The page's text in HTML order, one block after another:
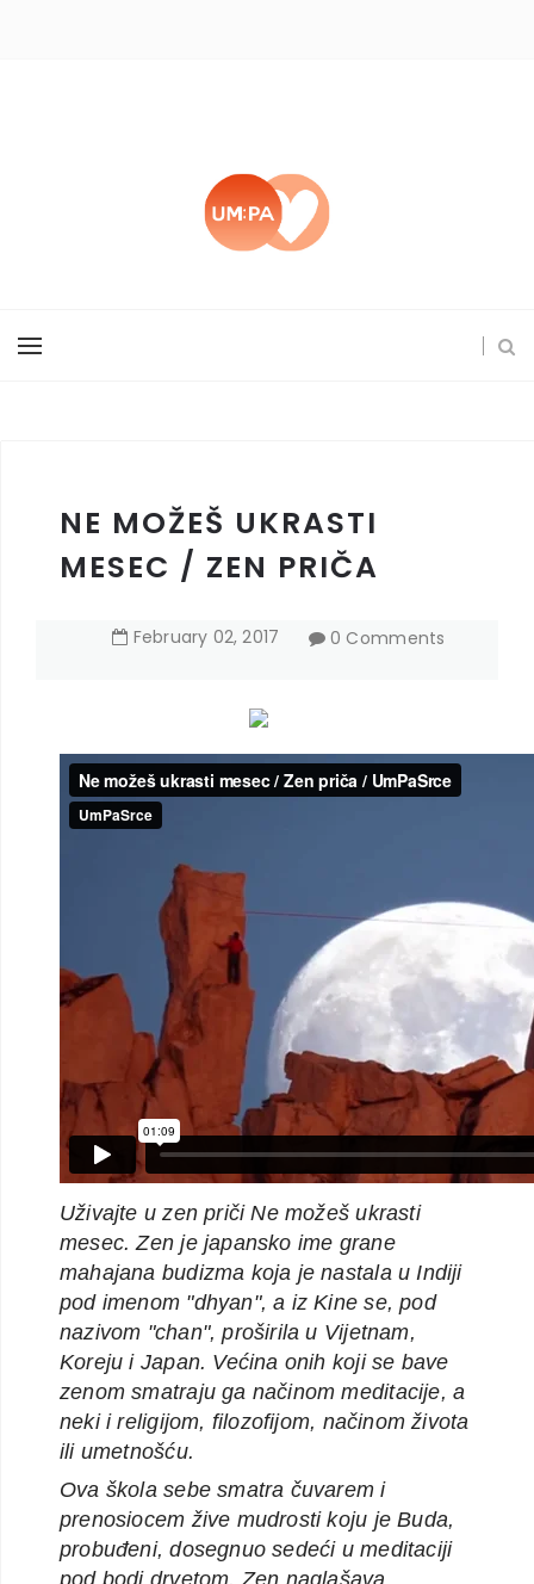
NE MOŽEŠ UKRASTI
MESEC / ZEN PRIČA
February 02,2017 0 Comments
Uživajte u zen priči Ne možeš ukrasti
mesec. Zen je japansko ime grane
mahajana budizma koja je nastala u Indiji
pod imenom "dhyan", a iz Kine se, pod
nazivom "chan", proširila u Vijetnam,
Koreju i Japan. Većina onih koji se bave
zenom smatraju ga načinom meditacije, a
neki i religijom, filozofijom, načinom života
ili umetnošću.
Ova škola sebe smatra čuvarem i
prenosiocem žive mudrosti koju je Buda,
probuđeni, dosegnuo sedeći u meditaciji